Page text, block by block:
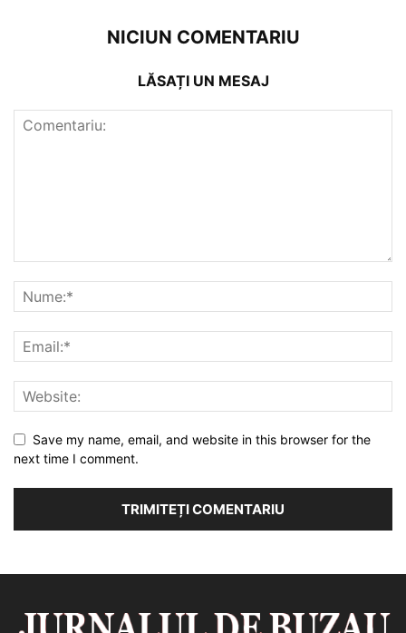
NICIUN COMENTARIU
LĂSAȚI UN MESAJ
Save my name, email, and website in this browser for the
next time I comment.